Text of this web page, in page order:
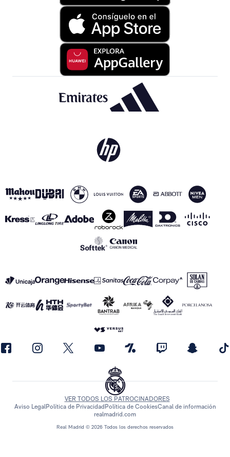
Real Madrid © 2026 Todos los derechos reservados
VER TODOS LOS PATROCINADORES
Aviso LegalPolítica de Privacidad Política de CookiesCanal de información
realmadrid.com